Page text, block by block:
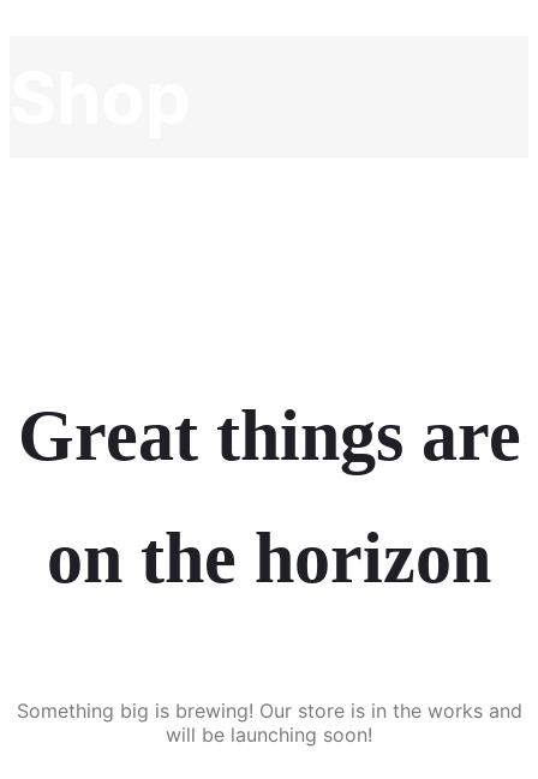
Great things are
on the horizon
Something big is brewing! Our store is in the works and
will be launching soon!